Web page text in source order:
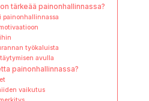
tärkeää painonhallinnassa?
painonhallinnassa
työkaluista
avulla
painonhallinnassa?
vaikutus